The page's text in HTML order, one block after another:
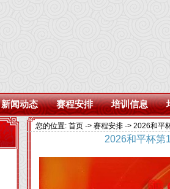
新闻动态 赛程安排 培训信息
您的位置: 首页 -> 赛程安排 -> 2026和平
2026和平杯第